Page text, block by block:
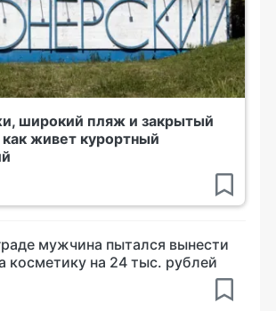
широкий пляж и закрытый
живет курортный
мужчина пытался вынести
косметику на 24 тыс. рублей